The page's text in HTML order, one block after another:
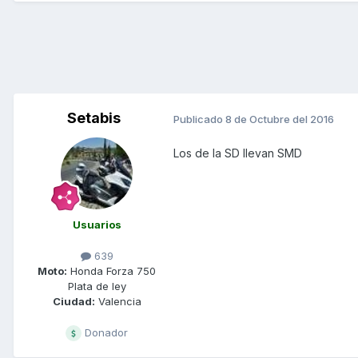
Setabis
Usuarios
639
Moto: Honda Forza 750
Plata de ley
Ciudad: Valencia
Donador
Publicado 8 de Octubre del 2016
Los de la SD llevan SMD